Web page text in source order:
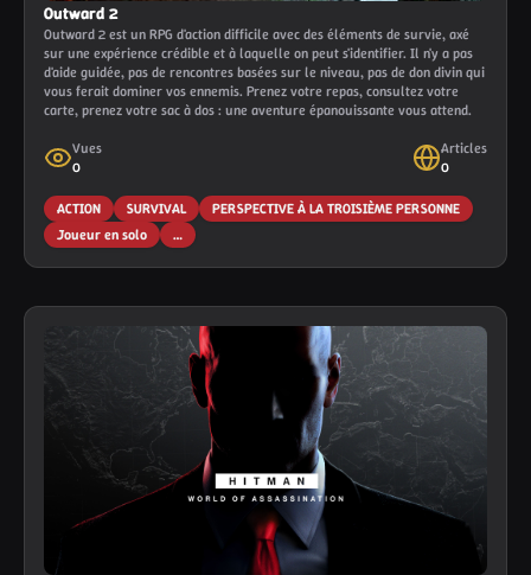
Outward 2
Outward 2 est un RPG d'action difficile avec des éléments de survie, axé
sur une expérience crédible et à laquelle on peut s'identifier. Il n'y a pas
d'aide guidée, pas de rencontres basées sur le niveau, pas de don divin qui
vous ferait dominer vos ennemis. Prenez votre repas, consultez votre
carte, prenez votre sac à dos : une aventure épanouissante vous attend.
Vues
0
Articles
0
ACTION SURVIVAL
PERSPECTIVE À LA TROISIÈME PERSONNE
Joueur en solo
…